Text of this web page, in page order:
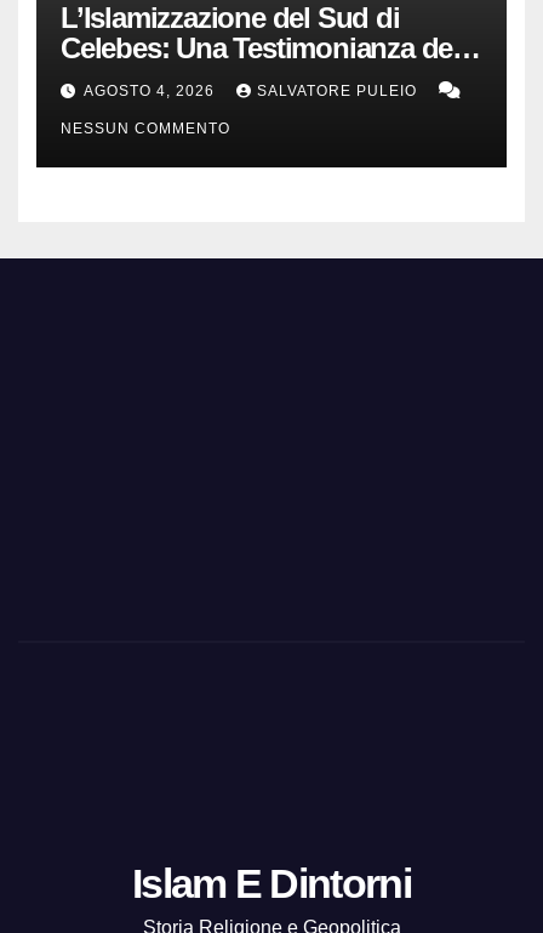
L’Islamizzazione del Sud di
Celebes: Una Testimonianza del
1840.
AGOSTO 4, 2026 SALVATORE PULEIO
NESSUN COMMENTO
Islam E Dintorni
Storia Religione e Geopolitica